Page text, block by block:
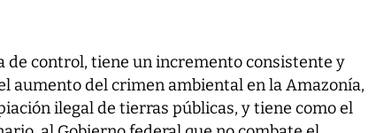
de control, tiene un incremento consistente y
aumento del crimen ambiental en la Amazonía,
ilegal de tierras públicas, y tiene como el